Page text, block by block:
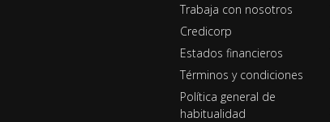
Trabaja con nosotros
Credicorp
Estados financieros
Términos y condiciones
Política general de
habitualidad